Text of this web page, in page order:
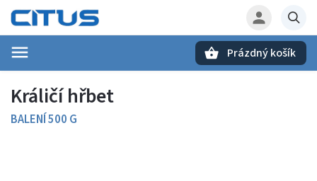
Prázdný košík
Králičí hřbet
BALENÍ 500 G